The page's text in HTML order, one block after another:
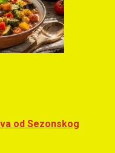
od Sezonskog